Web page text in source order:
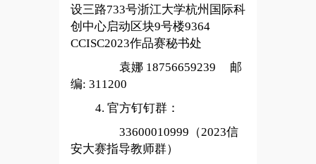
设三路733号浙江大学杭州国际科
创中心启动区块9号楼9364
CCISC2023作品赛秘书处
袁娜 18756659239 邮
编: 311200
4. 官方钉钉群：
33600010999 （2023信
安大赛指导教师群）